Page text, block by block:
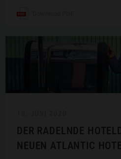
DER RADELNDE
NEUEN ATLANTIC